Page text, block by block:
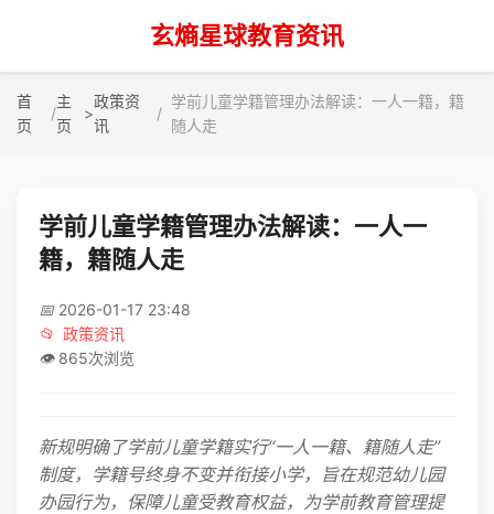
玄熵星球教育资讯
首
页
主
页
>
政策资
讯
学前儿童学籍管理办法解读：一人一籍，籍
随人走
学前儿童学籍管理办法解读：一人一
籍，籍随人走
📅 2026-01-17 23:48
📂 政策资讯
👁️ 865次浏览
新规明确了学前儿童学籍实行“一人一籍、籍随人走”
制度，学籍号终身不变并衔接小学，旨在规范幼儿园
办园行为，保障儿童受教育权益，为学前教育管理提